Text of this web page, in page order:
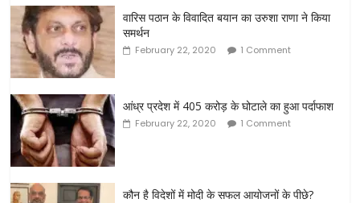
वारिस पठान के विवादित बयान का उरुशा राणा ने किया
समर्थन
February 22, 2020 1 Comment
आंध्र प्रदेश में 405 करोड़ के घोटाले का हुआ पर्दाफाश
February 22, 2020 1 Comment
कौन है विदेशों में मोदी के सफल आयोजनों के पीछे?